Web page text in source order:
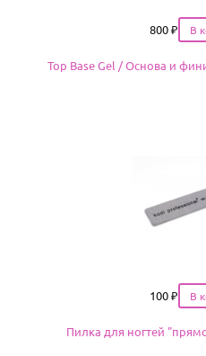
Цена
800 ₽
Top Base Gel / Основа и
Цена
100 ₽
Пилка для ногтей